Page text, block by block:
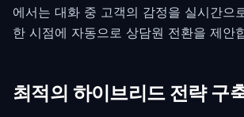
에서는 대화 중 고객의 감정을 실시간으
한 시점에 자동으로 상담원 전환을 제안
최적의 하이브리드 전략 구